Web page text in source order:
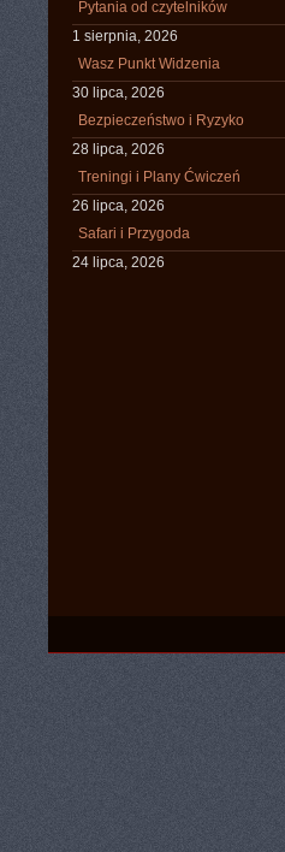
Pytania od czytelników
1 sierpnia, 2026
Wasz Punkt Widzenia
30 lipca, 2026
Bezpieczeństwo i Ryzyko
28 lipca, 2026
Treningi i Plany Ćwiczeń
26 lipca, 2026
Safari i Przygoda
24 lipca, 2026